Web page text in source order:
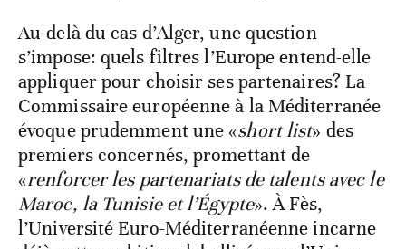
Au-delà du cas d’Alger, une question
s’impose: quels filtres l’Europe entend-elle
appliquer pour choisir ses partenaires? La
Commissaire européenne à la Méditerranée
évoque prudemment une «short list» des
premiers concernés, promettant de
«renforcer les partenariats de talents avec le
Maroc, la Tunisie et l’Égypte». À Fès,
l’Université Euro-Méditerranéenne incarne